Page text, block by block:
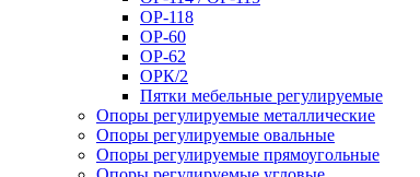
ОР-118
ОР-60
ОР-62
ОРК/2
Пятки мебельные регулируемые
Опоры регулируемые металлические
Опоры регулируемые овальные
Опоры регулируемые прямоугольные